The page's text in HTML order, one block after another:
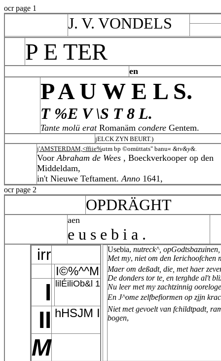
ocr page 1
J. V. VONDELS
P E TER
en
P A U W E L S.
T %E V \S T 8 L.
Tante molü erat Romanäm condere Gentem.
jELCK ZYN BEURT.)
j'AMSTERDAM,<ffiie%utm bp ©omüttats" banu« &tv&y&.
VoorAbraham de Wees , Boeckverkooper op den
Middeldam,
in't Nieuwe Teftament.Anno 1641,
ocr page 2
OPDRÄGHT
aen
e u s e b i a .
irr
I©%^^M
I lilÉiliOb&l 1
II hHSJM I
M
Usebia, nutreck^, opGodtsbazuinen,
Met my, niet om den Ierichoofchen
Maer om deßadt, die, met haer
De donders tor te, en terghde al't
Nu leer met my zachtzinnig
En J^ome zelfbefiormen op zjjn
Niet met gevoelt van fchildtpadt,
bogen,